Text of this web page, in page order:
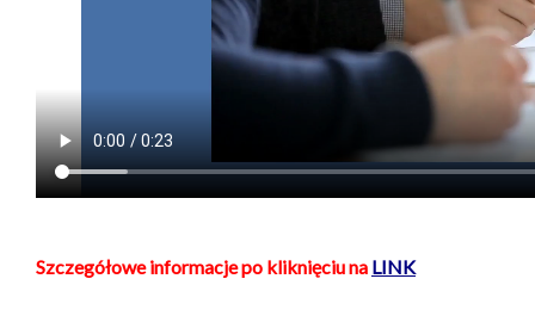
Szczegółowe informacje po kliknięciu na LINK